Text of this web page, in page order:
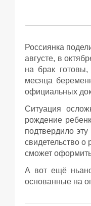
Россиянка
августе, в
на брак
месяца
официальных
Ситуация
рождение
подтвердило
свидетельство о
сможет оформить
А вот ещё
основанные на